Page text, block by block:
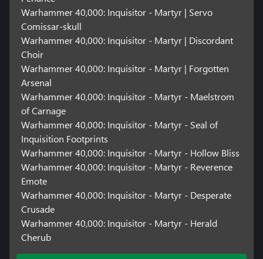
Warhammer 40,000: Inquisitor - Martyr | Servo
Comissar-skull
Warhammer 40,000: Inquisitor - Martyr | Discordant
Choir
Warhammer 40,000: Inquisitor - Martyr | Forgotten
Arsenal
Warhammer 40,000: Inquisitor - Martyr - Maelstrom
of Carnage
Warhammer 40,000: Inquisitor - Martyr - Seal of
Inquisition Footprints
Warhammer 40,000: Inquisitor - Martyr - Hollow Bliss
Warhammer 40,000: Inquisitor - Martyr - Reverence
Emote
Warhammer 40,000: Inquisitor - Martyr - Desperate
Crusade
Warhammer 40,000: Inquisitor - Martyr - Herald
Cherub